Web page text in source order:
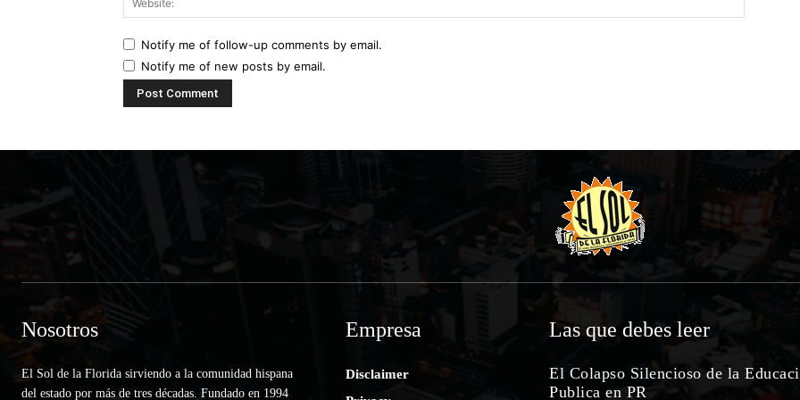
Notify me of follow-up comments by email.
Notify me of new posts by email.
Nosotros
El Sol de la Florida sirviendo a la comunidad hispana
del estado por más de tres décadas. Fundado en 1994
Empresa
Disclaimer
Las que debes leer
El Colapso Silencioso de la
Publica en PR